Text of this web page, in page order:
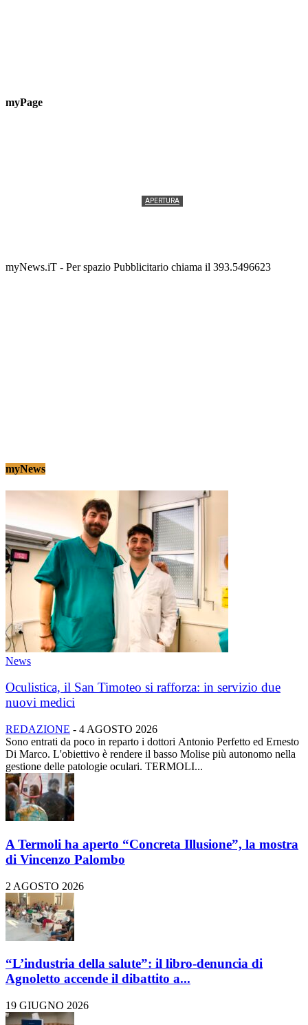
myPage
APERTURA
myNews.iT - Per spazio Pubblicitario chiama il 393.5496623
myNews
News
Oculistica, il San Timoteo si rafforza: in servizio due
nuovi medici
REDAZIONE - 4 AGOSTO 2026
Sono entrati da poco in reparto i dottori Antonio Perfetto ed Ernesto
Di Marco. L'obiettivo è rendere il basso Molise più autonomo nella
gestione delle patologie oculari. TERMOLI...
A Termoli ha aperto “Concreta Illusione”, la mostra
di Vincenzo Palombo
2 AGOSTO 2026
“L’industria della salute”: il libro-denuncia di
Agnoletto accende il dibattito a...
19 GIUGNO 2026